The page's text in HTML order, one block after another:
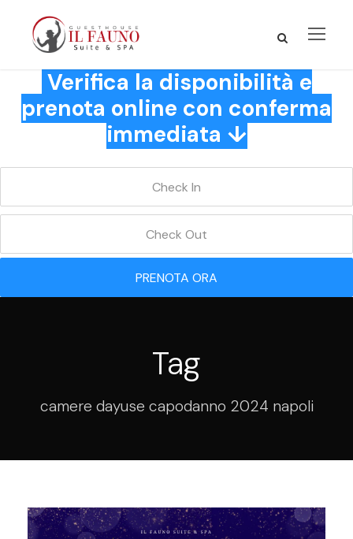
Verifica la disponibilità e
prenota online con conferma
immediata ↓
PRENOTA ORA
Tag
camere dayuse capodanno 2024 napoli